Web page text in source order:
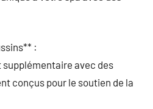
:
avec des
conçus pour le soutien de la